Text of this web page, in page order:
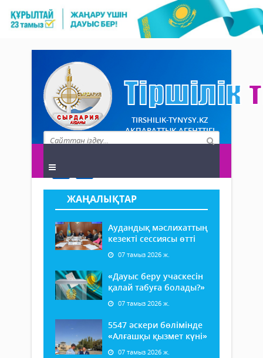
TIRSHILIK-TYNYSY.KZ
АҚПАРАТТЫҚ АГЕНТТІГІ
ЖАҢАЛЫҚТАР
Аудандық мәслихаттың
кезекті сессиясы өтті
07 тамыз 2026 ж.
«Дауыс беру учаскесін
қалай табуға болады?»
07 тамыз 2026 ж.
5547 әскери бөлімінде
«Алғашқы қызмет күні»
07 тамыз 2026 ж.